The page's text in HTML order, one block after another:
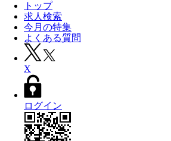
トップ
求人検索
今月の特集
よくある質問
X
ログイン